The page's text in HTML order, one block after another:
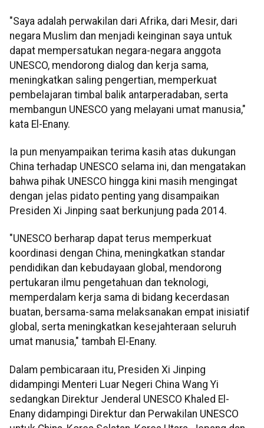
"Saya adalah perwakilan dari Afrika, dari Mesir, dari
negara Muslim dan menjadi keinginan saya untuk
dapat mempersatukan negara-negara anggota
UNESCO, mendorong dialog dan kerja sama,
meningkatkan saling pengertian, memperkuat
pembelajaran timbal balik antarperadaban, serta
membangun UNESCO yang melayani umat manusia,"
kata El-Enany.
Ia pun menyampaikan terima kasih atas dukungan
China terhadap UNESCO selama ini, dan mengatakan
bahwa pihak UNESCO hingga kini masih mengingat
dengan jelas pidato penting yang disampaikan
Presiden Xi Jinping saat berkunjung pada 2014.
"UNESCO berharap dapat terus memperkuat
koordinasi dengan China, meningkatkan standar
pendidikan dan kebudayaan global, mendorong
pertukaran ilmu pengetahuan dan teknologi,
memperdalam kerja sama di bidang kecerdasan
buatan, bersama-sama melaksanakan empat inisiatif
global, serta meningkatkan kesejahteraan seluruh
umat manusia," tambah El-Enany.
Dalam pembicaraan itu, Presiden Xi Jinping
didampingi Menteri Luar Negeri China Wang Yi
sedangkan Direktur Jenderal UNESCO Khaled El-
Enany didampingi Direktur dan Perwakilan UNESCO